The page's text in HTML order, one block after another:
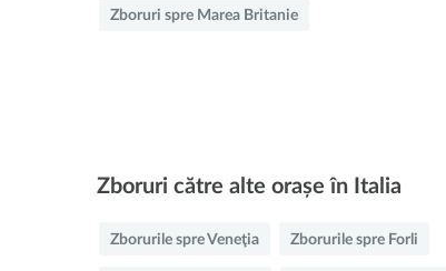
Zboruri spre Marea Britanie
Zboruri către alte orașe în Italia
Zborurile spre Veneţia Zborurile spre Forli